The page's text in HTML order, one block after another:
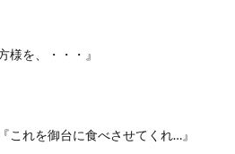
様を、・・・』
これを御台に食べさせてくれ…』